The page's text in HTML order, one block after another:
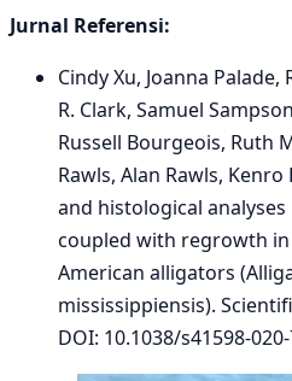
Jurnal Referensi:
Cindy Xu, Joanna Palade,
R. Clark, Samuel
Russell Bourgeois, Ruth
Rawls, Alan Rawls,
and histological
coupled with regrowth
American alligators
mississippiensis).
DOI: 10.1038/s41598-